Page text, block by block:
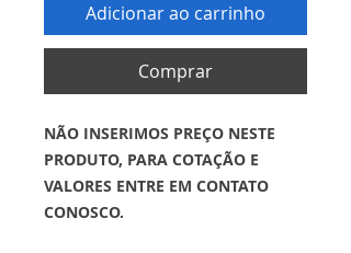
Adicionar ao carrinho
Comprar
NÃO INSERIMOS PREÇO NESTE
PRODUTO, PARA COTAÇÃO E
VALORES ENTRE EM CONTATO
CONOSCO.